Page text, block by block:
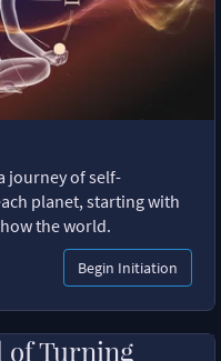
journey of self-
planet, starting with
the world.
Begin Initiation
of Turning